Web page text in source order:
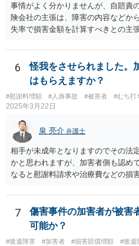
事情がよく分かりませんが、自賠責
険会社の主張は、障害の内容などか
失率で損害金額を計算すべきとの主
ので、弁護士を交代しても状況は変
十分に打ち合わせをすることが重要
6
怪我をさせられました。
はもらえますか？
#慰謝料増額 #人身事故 #被害者 #むち打
2025年3月22日
泉 亮介 弁護士
相手が未成年となりますのでその法
かと思われますが、加害者側も認め
なると慰謝料請求や治療費などの損
い場合が多いです。 また、保険会
れることも多いため、その交渉の
考えられるかと思われます。
7
傷害事件の加害者が被害
可能か？
#後遺障害 #加害者 #損害賠償増額 #後遺